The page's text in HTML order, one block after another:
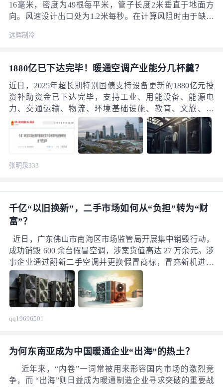
16毫米，密度为49根每平米，管子长度2米垂直于地面方
向。风速设计出口处为1.2米每秒。在计算风阻时由于缺少
帕，这个数值显然有点过于宽泛了影响到了整体设计和风
远辉制冷
1880亿已下达完毕！暖通空调产业能分几杯羹？
近日，2025年超长期特别国债支持设备更新的1880亿元投
资补助资金已下达完毕，支持工业、用能设备、能源电
力、交通运输、物流、环境基础设施、教育、文旅、医
疗、住宅老旧电梯、电子信息、设施农业、粮油加工、安
全生产、回收循环利用等领域约8400个项目，带动总投资
超过1万亿元。 值得暖通空调产业高度关注的是，全国老旧
中央空调更新改造已被列为重点支持方向，释放出巨大市
场信号。
张明泉333
千亿“以旧换新”，二手市场如何从“负担”转为“财
富”？
近日，广东佛山市南海区市场监管局开展集中销毁行动，
成功销毁 600 余台假冒空调，涉案货值高达 27 万余元。涉
事企业通过翻新二手空调并更换假冒商标，冒充新机进行
销售，此恶劣行为深刻暴露了二手空调市场存在的深层乱
象。随着国家“大规模设备更新和消费品以旧换新”政策的
全面深入推进，大量淘汰空调将涌入二手市场。如何构建
一个安全可靠、规范有序、绿色环保的治理体系，确保巨
量二手家电“有处去、好好用、可追溯”，将政策带来的回
qq19696501
为何东南亚成为中国暖通企业“出海”的热土？
近年来，“内卷”一词常被用来形容国内市场的激烈竞
争，而 “出海”则日益成为暖通制造企业寻求突破的重要战